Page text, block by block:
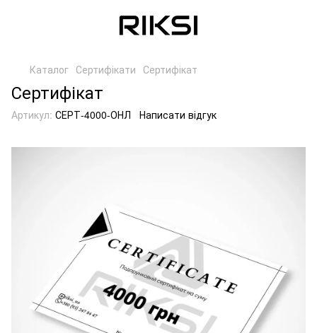
Каталог Сертифікати Сертифікат
Сертифікат
Артикул: СЕРТ-4000-ОНЛ Написати відгук